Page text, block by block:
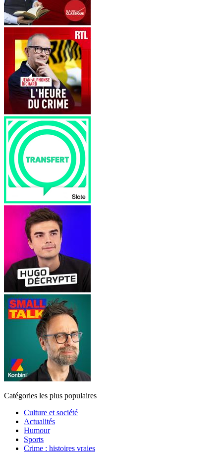
Catégories les plus populaires
Culture et société
Actualités
Humour
Sports
Crime : histoires vraies